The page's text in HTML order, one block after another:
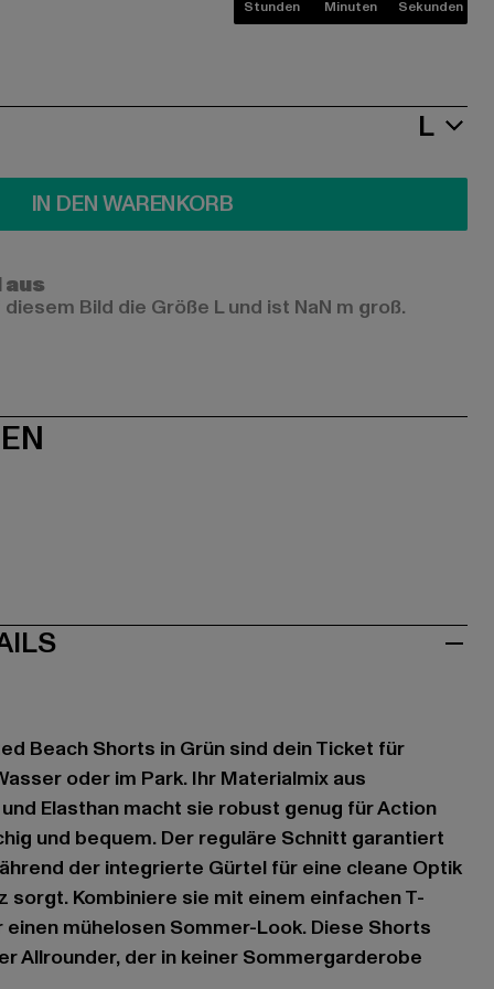
Stunden Minuten Sekunden
L
IN DEN WARENKORB
Bild die Größe L und ist NaN m groß.
Beach Shorts in Grün sind dein Ticket für
oder im Park. Ihr Materialmix aus
Elasthan macht sie robust genug für Action
und bequem. Der reguläre Schnitt garantiert
der integrierte Gürtel für eine cleane Optik
sorgt. Kombiniere sie mit einem einfachen T-
mühelosen Sommer-Look. Diese Shorts
Allrounder, der in keiner Sommergarderobe